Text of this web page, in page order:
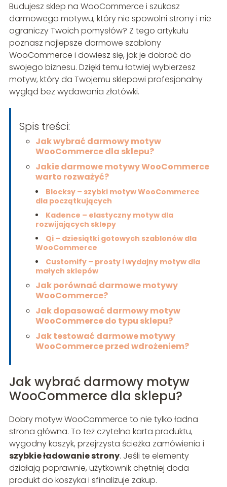
Budujesz sklep na WooCommerce i szukasz
darmowego motywu, który nie spowolni strony i nie
ograniczy Twoich pomysłów? Z tego artykułu
poznasz najlepsze darmowe szablony
WooCommerce i dowiesz się, jak je dobrać do
swojego biznesu. Dzięki temu łatwiej wybierzesz
motyw, który da Twojemu sklepowi profesjonalny
wygląd bez wydawania złotówki.
Spis treści:
Jak wybrać darmowy motyw
WooCommerce dla sklepu?
Jakie darmowe motywy WooCommerce
warto rozważyć?
Blocksy – szybki motyw WooCommerce
dla początkujących
Kadence – elastyczny motyw dla
rozwijających sklepy
Qi – dziesiątki gotowych szablonów dla
WooCommerce
Customify – prosty i wydajny motyw dla
małych sklepów
Jak porównać darmowe motywy
WooCommerce?
Jak dopasować darmowy motyw
WooCommerce do typu sklepu?
Jak testować darmowe motywy
WooCommerce przed wdrożeniem?
Jak wybrać darmowy motyw
WooCommerce dla sklepu?
Dobry motyw WooCommerce to nie tylko ładna
strona główna. To też czytelna karta produktu,
wygodny koszyk, przejrzysta ścieżka zamówienia i
szybkie ładowanie strony. Jeśli te elementy
działają poprawnie, użytkownik chętniej doda
produkt do koszyka i sfinalizuje zakup.